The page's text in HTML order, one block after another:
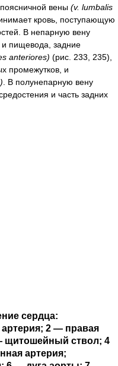
вены (v. lumbalis
кровь, поступающую
В непарную вену
пищевода, задние
anteriores) (рис. 233, 235),
промежутков, и
. В полунепарную вену
и часть задних
сердца:
2 — правая
щитошейный ствол; 4
артерия;